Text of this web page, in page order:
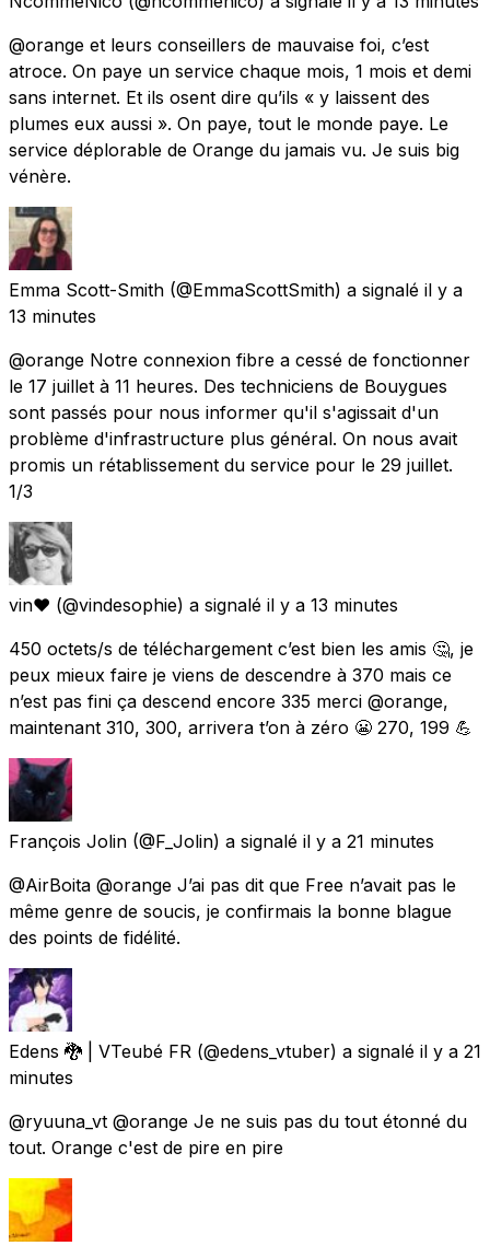
@orange et leurs conseillers de mauvaise foi, c’est
atroce. On paye un service chaque mois, 1 mois et demi
sans internet. Et ils osent dire qu’ils « y laissent des
plumes eux aussi ». On paye, tout le monde paye. Le
service déplorable de Orange du jamais vu. Je suis big
vénère.
Emma Scott-Smith (@EmmaScottSmith) a signalé il y a
13 minutes
@orange Notre connexion fibre a cessé de fonctionner
le 17 juillet à 11 heures. Des techniciens de Bouygues
sont passés pour nous informer qu'il s'agissait d'un
problème d'infrastructure plus général. On nous avait
promis un rétablissement du service pour le 29 juillet.
1/3
vin❤️ (@vindesophie) a signalé il y a 13 minutes
450 octets/s de téléchargement c’est bien les amis 🤔, je
peux mieux faire je viens de descendre à 370 mais ce
n’est pas fini ça descend encore 335 merci @orange,
maintenant 310, 300, arrivera t’on à zéro 😬 270, 199 💪
François Jolin (@F_Jolin) a signalé il y a 21 minutes
@AirBoita @orange J’ai pas dit que Free n’avait pas le
même genre de soucis, je confirmais la bonne blague
des points de fidélité.
Edens 🐉 | VTeubé FR (@edens_vtuber) a signalé il y a 21
minutes
@ryuuna_vt @orange Je ne suis pas du tout étonné du
tout. Orange c'est de pire en pire